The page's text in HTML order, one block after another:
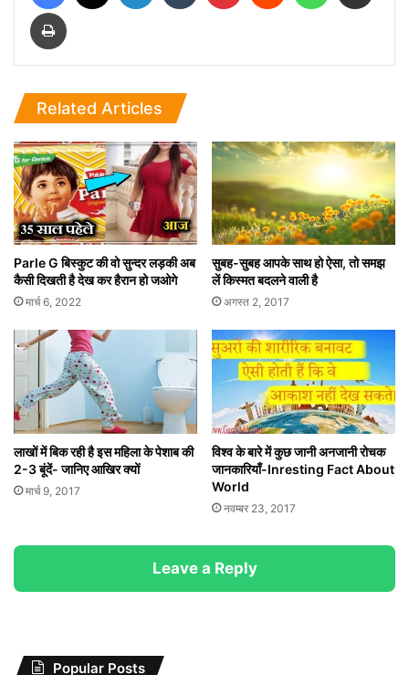
Print
Related Articles
Parle G बिस्कुट की वो सुन्दर लड़की अब
कैसी दिखती है देख कर हैरान हो जओगे
मार्च 6, 2022
सुबह-सुबह आपके साथ हो ऐसा, तो समझ
लें किस्मत बदलने वाली है
अगस्त 2, 2017
लाखों में बिक रही है इस महिला के पेशाब की
2-3 बूंदें- जानिए आखिर क्यों
मार्च 9, 2017
विश्व के बारे में कुछ जानी अनजानी रोचक
जानकारियाँ-Inresting Fact About
World
नवम्बर 23, 2017
Leave a Reply
Popular Posts